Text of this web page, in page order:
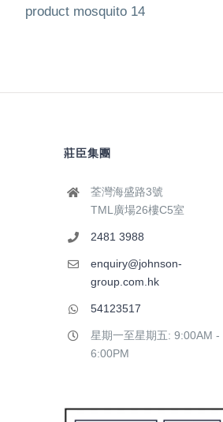
product mosquito 14
莊臣集團
荃灣海盛路3號
TML廣場26樓C5室
2481 3988
enquiry@johnson-
group.com.hk
54123517
星期一至星期五: 9:00AM -
6:00PM